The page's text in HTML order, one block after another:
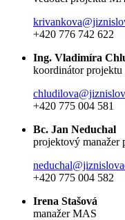
+420 776 742 622
Ing. Vladimíra
koordinátor
+420 775 004 581
Bc. Jan Neduchal
projektový manažer
+420 775 004 582
Irena Stašová
manažer MAS